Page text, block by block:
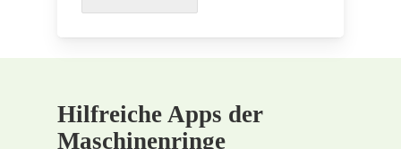
Hilfreiche Apps der
Maschinenringe